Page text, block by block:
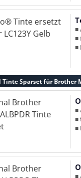
■
■
■
Sparset für Brother
■
■
■
■